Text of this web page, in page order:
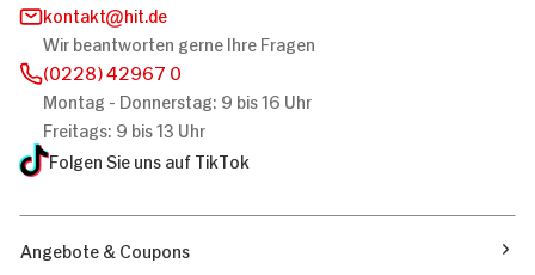
kontakt
hit.de
Wir beantworten gerne Ihre Fragen
(0228) 42967 0
Montag - Donnerstag: 9 bis 16 Uhr
Freitags: 9 bis 13 Uhr
Folgen Sie uns auf TikTok
Angebote & Coupons